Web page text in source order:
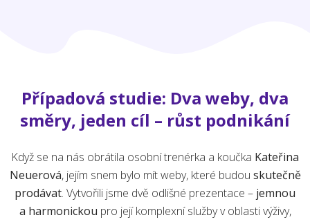
Případová studie: Dva weby, dva
směry, jeden cíl – růst podnikání
Když se na nás obrátila osobní trenérka a koučka Kateřina
Neuerová, jejím snem bylo mít weby, které budou skutečně
prodávat. Vytvořili jsme dvě odlišné prezentace – jemnou
a harmonickou pro její komplexní služby v oblasti výživy,